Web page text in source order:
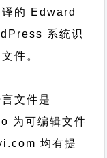
的 Edward
系统识
件。
文件是
为可编辑文件
均有提